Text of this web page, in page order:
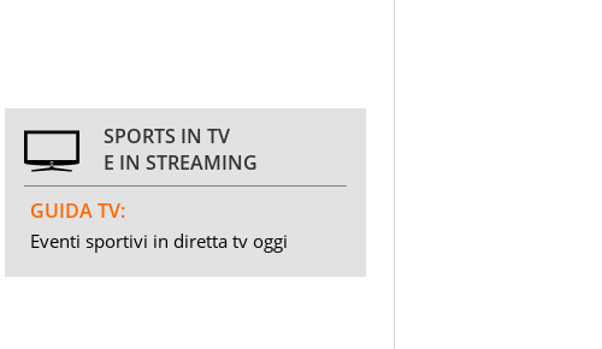
SPORTS IN TV
E IN STREAMING
GUIDA TV:
Eventi sportivi in diretta tv oggi